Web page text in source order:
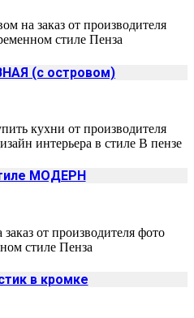
(с островом)
МОДЕРН
в кромке